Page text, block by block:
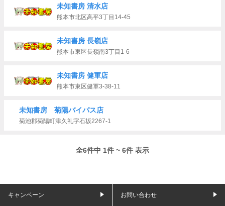
未知書房 清水店
熊本市北区高平3丁目14‐45
未知書房 長嶺店
熊本市東区長嶺南3丁目1-6
未知書房 健軍店
熊本市東区健軍3-38-11
未知書房 菊陽バイパス店
菊池郡菊陽町津久礼字石坂2267-1
全6件中 1件 ~ 6件 表示
キャンペーン お問い合わせ